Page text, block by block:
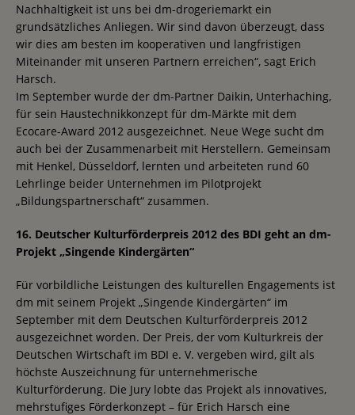
Nachhaltigkeit ist uns bei dm-drogeriemarkt ein
grundsätzliches Anliegen. Wir sind davon überzeugt, dass
wir dies am besten im kooperativen und langfristigen
Miteinander mit unseren Partnern erreichen“, sagt Erich
Harsch.
Im September wurde der dm-Partner Daikin, Unterhaching,
für sein Haustechnikkonzept für dm-Märkte mit dem
Ecocare-Award 2012 ausgezeichnet. Neue Wege sucht dm
auch bei der Zusammenarbeit mit Herstellern. Gemeinsam
mit Henkel, Düsseldorf, lernten und arbeiteten rund 60
Lehrlinge beider Unternehmen im Pilotprojekt
„Bildungspartnerschaft“ zusammen.
16. Deutscher Kulturförderpreis 2012 des BDI geht an dm-
Projekt „Singende Kindergärten“
Für vorbildliche Leistungen des kulturellen Engagements ist
dm mit seinem Projekt „Singende Kindergärten“ im
September mit dem Deutschen Kulturförderpreis 2012
ausgezeichnet worden. Der Preis, der vom Kulturkreis der
Deutschen Wirtschaft im BDI e. V. vergeben wird, gilt als
höchste Auszeichnung für unternehmerische
Kulturförderung. Die Jury lobte das Projekt als innovatives,
mehrstufiges Förderkonzept – für Erich Harsch eine